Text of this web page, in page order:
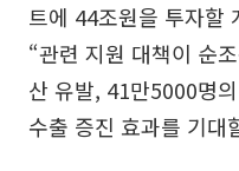
트에 44조원을 투자할
“관련 지원 대책이 순
산 유발, 41만5000명
수출 증진 효과를 기대